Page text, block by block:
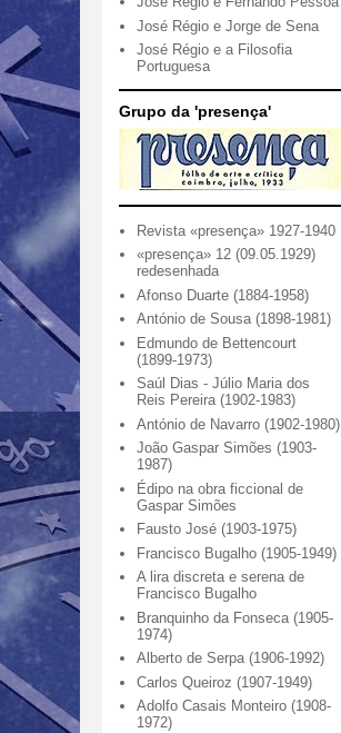
José Régio e Jorge de Sena
José Régio e a Filosofia
Portuguesa
Grupo da 'presença'
Revista «presença» 1927-1940
«presença» 12 (09.05.1929)
redesenhada
Afonso Duarte (1884-1958)
António de Sousa (1898-1981)
Edmundo de Bettencourt
(1899-1973)
Saúl Dias - Júlio Maria dos
Reis Pereira (1902-1983)
António de Navarro (1902-1980)
João Gaspar Simões (1903-
1987)
Édipo na obra ficcional de
Gaspar Simões
Fausto José (1903-1975)
Francisco Bugalho (1905-1949)
A lira discreta e serena de
Francisco Bugalho
Branquinho da Fonseca (1905-
1974)
Alberto de Serpa (1906-1992)
Carlos Queiroz (1907-1949)
Adolfo Casais Monteiro (1908-
1972)